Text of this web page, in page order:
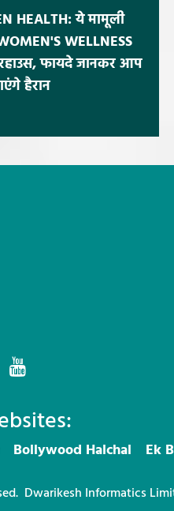
HEALTH: ये मामूली
WELLNESS
फायदे जानकर आप
हैरान
Bollywood Halchal Ek
Dwarikesh Informatics